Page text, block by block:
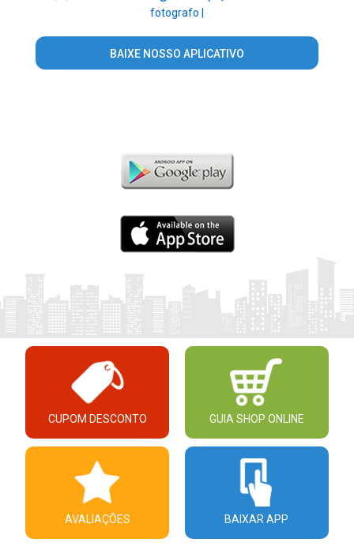
fotografo |
BAIXE NOSSO APLICATIVO
CUPOM DESCONTO GUIA SHOP ONLINE
AVALIAÇÕES BAIXAR APP